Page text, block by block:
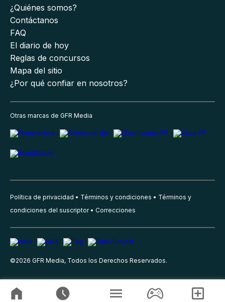
¿Quiénes somos?
Contáctanos
FAQ
El diario de hoy
Reglas de concursos
Mapa del sitio
¿Por qué confiar en nosotros?
Otras marcas de GFR Media
Política de privacidad Términos y condiciones
Términos y
condiciones del suscriptor
Correcciones
©2026 GFR Media, Todos los Derechos Reservados.